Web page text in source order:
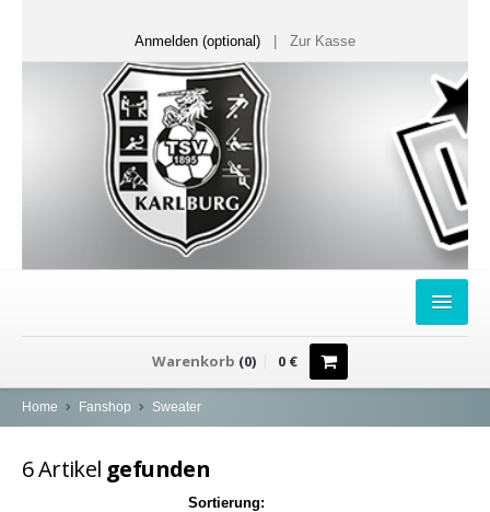
Anmelden (optional) Zur Kasse
FANSHOP
T-Shirts
Warenkorb (0) 0€
Home Fanshop Sweater
6Artikel gefunden
Sortierung: